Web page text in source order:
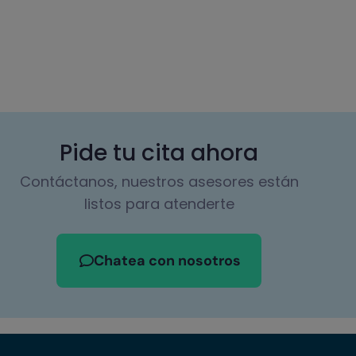
Pide tu cita ahora
Contáctanos, nuestros asesores están
listos para atenderte
Chatea con nosotros